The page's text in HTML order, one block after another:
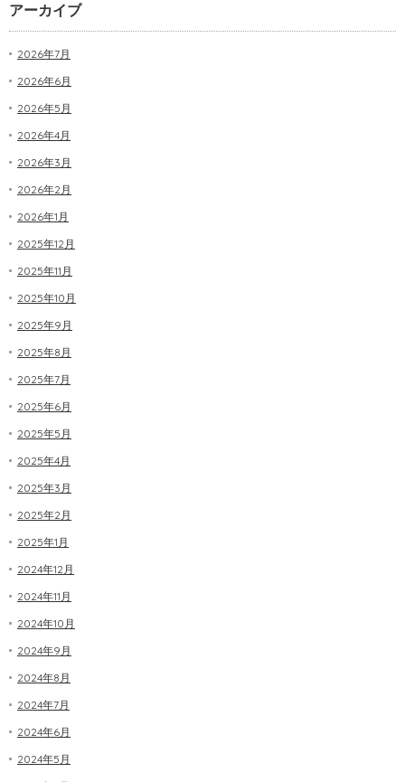
アーカイブ
2026年7月
2026年6月
2026年5月
2026年4月
2026年3月
2026年2月
2026年1月
2025年12月
2025年11月
2025年10月
2025年9月
2025年8月
2025年7月
2025年6月
2025年5月
2025年4月
2025年3月
2025年2月
2025年1月
2024年12月
2024年11月
2024年10月
2024年9月
2024年8月
2024年7月
2024年6月
2024年5月